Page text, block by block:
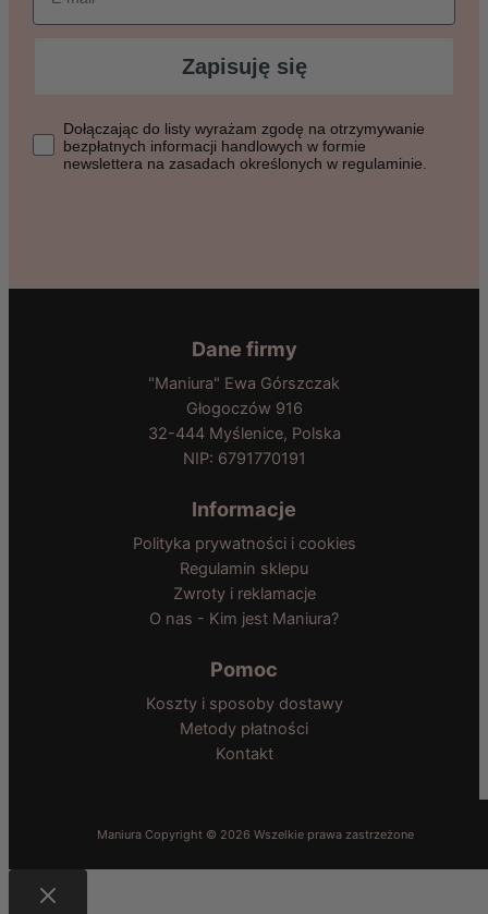
Zapisuję się
Dołączając do listy wyrażasz zgodę na otrzymywanie
Dołączając do listy wyrażam zgodę na otrzymywanie
bezpłatnych informacji handlowych w formie
newslettera na zasadach określonych w regulaminie.
Dane firmy
"Maniura" Ewa Górszczak
Głogoczów 916
32-444 Myślenice, Polska
NIP: 6791770191
Informacje
Polityka prywatności i cookies
Regulamin sklepu
Zwroty i reklamacje
O nas - Kim jest Maniura?
Pomoc
Koszty i sposoby dostawy
Metody płatności
Kontakt